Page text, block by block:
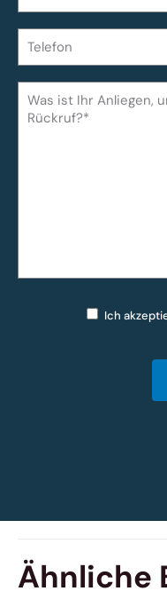
Ich
Ähnliche